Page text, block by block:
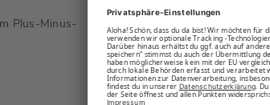
Plus-Minus-
Bund mit Außenkordel in
Gesäßtasche und Innenslip